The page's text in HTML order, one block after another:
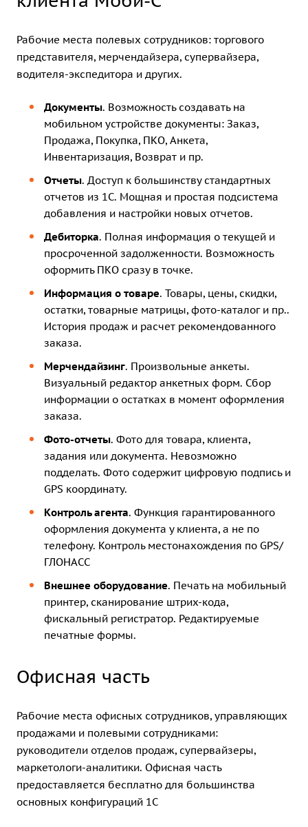
Рабочие места полевых сотрудников: торгового
представителя, мерчендайзера, супервайзера,
водителя-экспедитора и других.
Документы. Возможность создавать на
мобильном устройстве документы: Заказ,
Продажа, Покупка, ПКО, Анкета,
Инвентаризация, Возврат и пр.
Отчеты. Доступ к большинству стандартных
отчетов из 1С. Мощная и простая подсистема
добавления и настройки новых отчетов.
Дебиторка. Полная информация о текущей и
просроченной задолженности. Возможность
оформить ПКО сразу в точке.
Информация о товаре. Товары, цены, скидки,
остатки, товарные матрицы, фото-каталог и пр..
История продаж и расчет рекомендованного
заказа.
Мерчендайзинг. Произвольные анкеты.
Визуальный редактор анкетных форм. Сбор
информации о остатках в момент оформления
заказа.
Фото-отчеты. Фото для товара, клиента,
задания или документа. Невозможно
подделать. Фото содержит цифровую подпись и
GPS координату.
Контроль агента. Функция гарантированного
оформления документа у клиента, а не по
телефону. Контроль местонахождения по GPS/
ГЛОНАСС
Внешнее оборудование. Печать на мобильный
принтер, сканирование штрих-кода,
фискальный регистратор. Редактируемые
печатные формы.
Офисная часть
Рабочие места офисных сотрудников, управляющих
продажами и полевыми сотрудниками:
руководители отделов продаж, супервайзеры,
маркетологи-аналитики. Офисная часть
предоставляется бесплатно для большинства
основных конфигураций 1С